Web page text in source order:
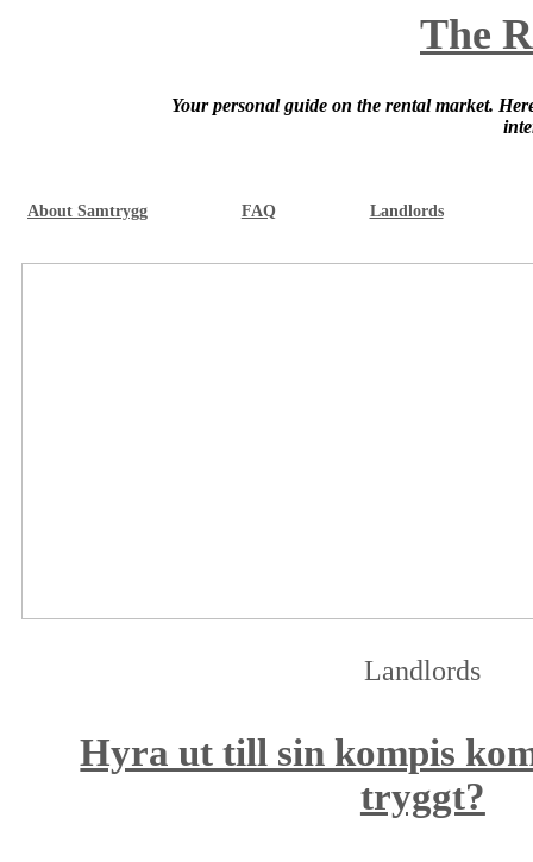
The
Your personal guide on the rental market.
About Samtrygg FAQ Landlords
Landlords
Hyra ut till sin kompis
tryggt?